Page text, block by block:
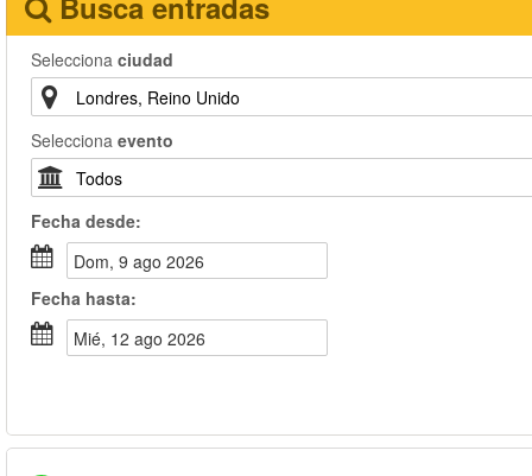
Selecciona ciudad
Selecciona evento
Fecha desde:
dom, 9 ago 2026
Fecha hasta:
mié, 12 ago 2026